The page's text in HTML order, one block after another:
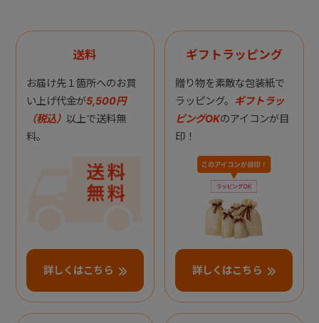
送料
お届け先１箇所へのお買
い上げ代金が5,500円
（税込） 以上で送料無
料。
詳しくはこちら
ギフトラッピング
贈り物を素敵な包装紙で
ラッピング。 ギフトラッ
ピングOKのアイコンが目
印！
詳しくはこちら